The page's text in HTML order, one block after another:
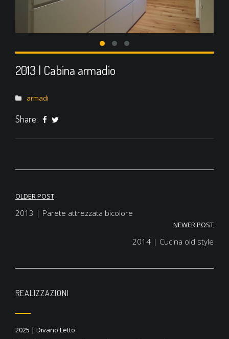
2013 | Cabina armadio
armadi
Share:
Navigazione
OLDER POST
2013 | Parete attrezzata bicolore
NEWER POST
2014 | Cucina old style
REALIZZAZIONI
2025 | Divano Letto